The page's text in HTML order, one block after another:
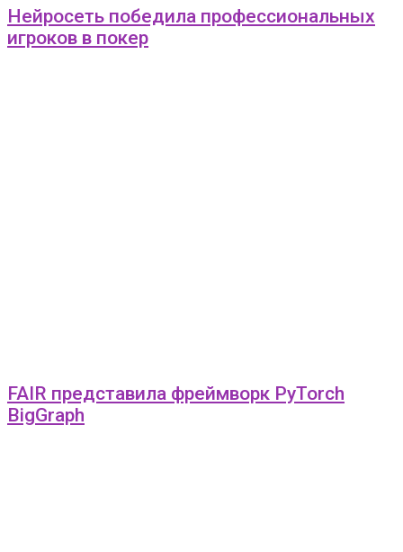
Нейросеть победила профессиональных
игроков в покер
FAIR представила фреймворк PyTorch
BigGraph